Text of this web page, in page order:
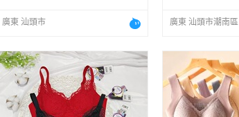
廣東 汕頭市 廣東 汕頭市潮南區